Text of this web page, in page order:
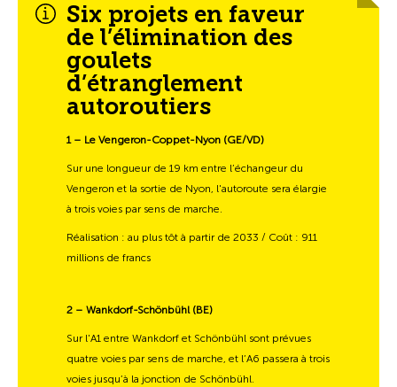
Six projets en faveur
de l’élimination des
goulets
d’étranglement
autoroutiers
1 – Le Vengeron-Coppet-Nyon (GE/VD)
Sur une longueur de 19 km entre l’échangeur du
Vengeron et la sortie de Nyon, l'autoroute sera élargie
à trois voies par sens de marche.
Réalisation : au plus tôt à partir de 2033 / Coût : 911
millions de francs
2 – Wankdorf-Schönbühl (BE)
Sur l'A1 entre Wankdorf et Schönbühl sont prévues
quatre voies par sens de marche, et l’A6 passera à trois
voies jusqu’à la jonction de Schönbühl.